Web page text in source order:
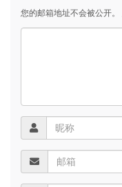
您的邮箱地址不会被公开。